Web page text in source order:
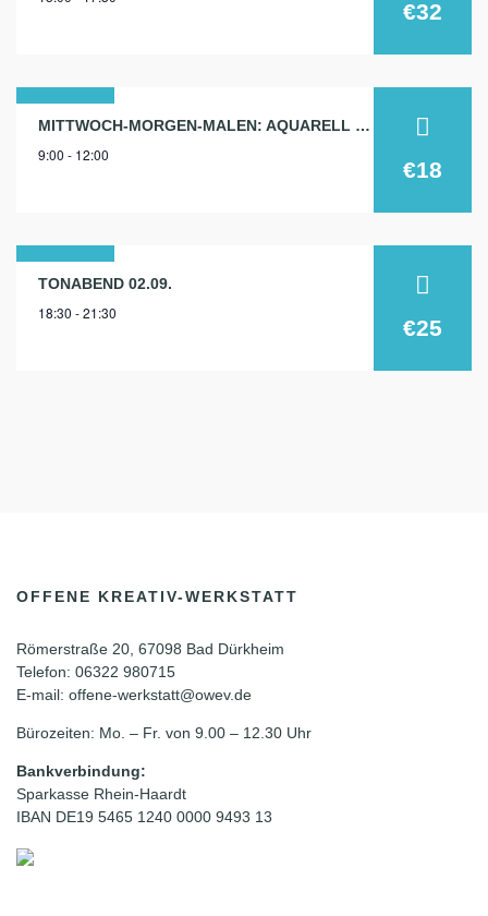
€32
18
nov.
MITTWOCH-MORGEN-MALEN: AQUARELL 18.11.
9:00 - 12:00
€18
02
sep.
TONABEND 02.09.
18:30 - 21:30
€25
OFFENE KREATIV-WERKSTATT
Römerstraße 20, 67098 Bad Dürkheim
Telefon: 06322 980715
E-mail: offene-werkstatt@owev.de
Bürozeiten: Mo. – Fr. von 9.00 – 12.30 Uhr
Bankverbindung:
Sparkasse Rhein-Haardt
IBAN DE19 5465 1240 0000 9493 13